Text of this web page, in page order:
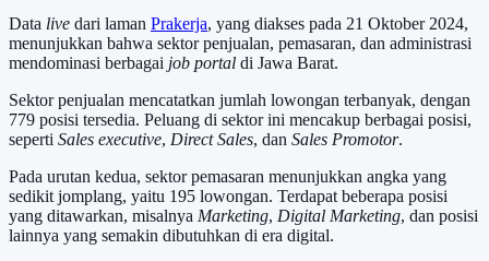
Data live dari laman Prakerja, yang diakses pada 21 Oktober 2024,
menunjukkan bahwa sektor penjualan, pemasaran, dan administrasi
mendominasi berbagai job portal di Jawa Barat.
Sektor penjualan mencatatkan jumlah lowongan terbanyak, dengan
779 posisi tersedia. Peluang di sektor ini mencakup berbagai posisi,
seperti Sales executive, Direct Sales, dan Sales Promotor.
Pada urutan kedua, sektor pemasaran menunjukkan angka yang
sedikit jomplang, yaitu 195 lowongan. Terdapat beberapa posisi
yang ditawarkan, misalnya Marketing, Digital Marketing, dan posisi
lainnya yang semakin dibutuhkan di era digital.